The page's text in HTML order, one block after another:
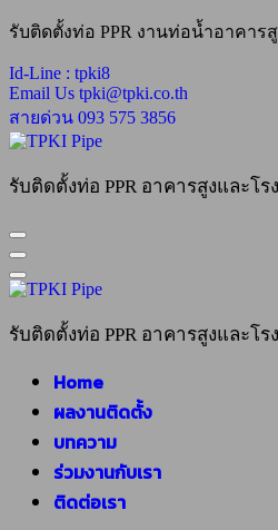
Skip
content
รับติดตั้งท่อ PPR งานท่อน้ำอาคาร
Id-Line : tpki8
Email Us tpki@tpki.co.th
สายด่วน 093 575 3856
รับติดตั้งท่อ PPR อาคารสูงและโ
รับติดตั้งท่อ PPR อาคารสูงและโ
Home
ผลงานติดตั้ง
บทความ
ร่วมงานกับเรา
ติดต่อเรา